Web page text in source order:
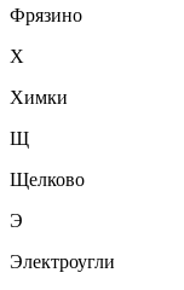
Фрязино
Х
Химки
Щ
Щелково
Э
Электроугли